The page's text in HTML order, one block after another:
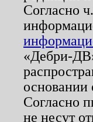
Согласно
«Дебри-
Согласно
не несут